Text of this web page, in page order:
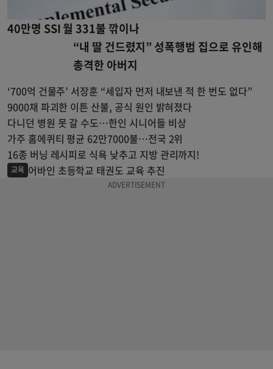
40만명 SSI 월 331불 깎이나
“내 딸 건드렸지” 성폭행범 집으로 유인해
총격한 아버지
‘700억 건물주’ 서장훈 “세입자 먼저 내보낸 적 한 번도 없다”
9000채 파괴한 이튼 산불, 공식 원인 밝혀졌다
다니던 병원 못 갈 수도…한인 시니어들 비상
가주 홈에퀴티 평균 62만7000불…전국 2위
16종 버닝 레시피로 식욕 낮추고 지방 관리까지!
교육 어바인 초등학교 태권도 교육 추진